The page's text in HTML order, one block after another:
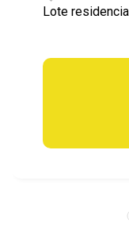
Lote